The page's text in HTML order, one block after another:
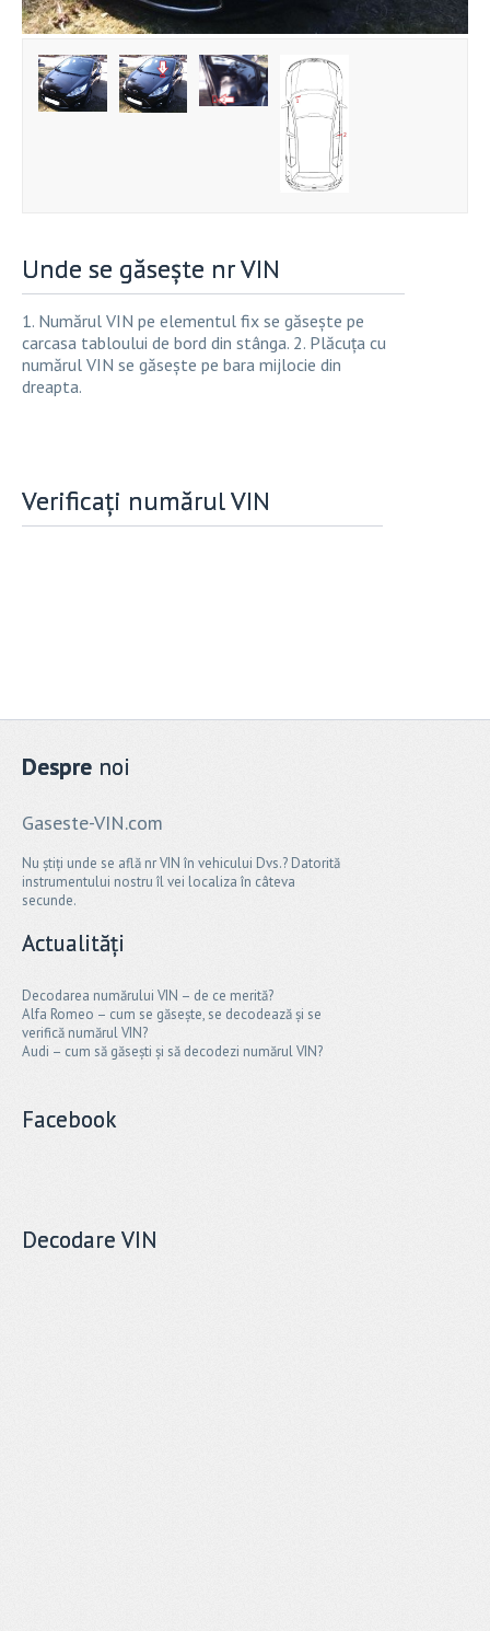
Unde se găsește nr VIN
1. Numărul VIN pe elementul fix se găsește pe
carcasa tabloului de bord din stânga. 2. Plăcuța cu
numărul VIN se găsește pe bara mijlocie din
dreapta.
Verificați numărul VIN
Despre noi
Gaseste-VIN.com
Nu știți unde se află nr VIN în vehicului Dvs.? Datorită
instrumentului nostru îl vei localiza în câteva
secunde.
Actualități
Decodarea numărului VIN – de ce merită?
Alfa Romeo – cum se găsește, se decodează și se
verifică numărul VIN?
Audi – cum să găsești și să decodezi numărul VIN?
Facebook
Decodare VIN